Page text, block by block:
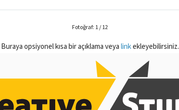
Fotoğraf: 1 / 12
Buraya opsiyonel kısa bir açıklama veyalinkekleyebilirsiniz.